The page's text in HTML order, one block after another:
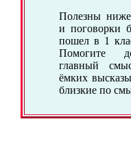
Полезны
и поговорки
пошел в 1
Помогите
главный
ёмких
близкие по